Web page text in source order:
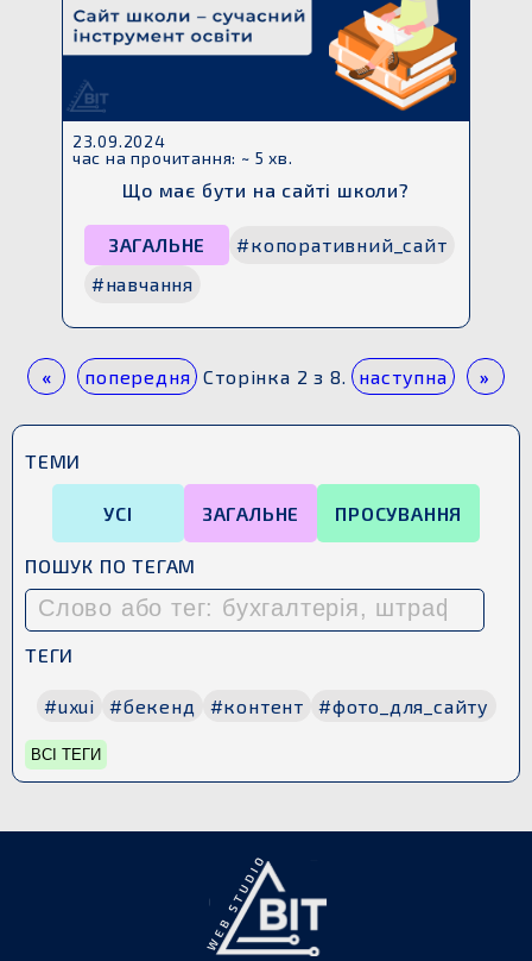
23.09.2024
час на прочитання: ~ 5 хв.
Що має бути на сайті школи?
ЗАГАЛЬНЕ
#копоративний_сайт
#навчання
« попередня Сторінка 2 з 8. наступна »
ТЕМИ
УСІ ЗАГАЛЬНЕ ПРОСУВАННЯ
ПОШУК ПО ТЕГАМ
ТЕГИ
#uxui #бекенд #контент #фото_для_сайту
ВСІ ТЕГИ